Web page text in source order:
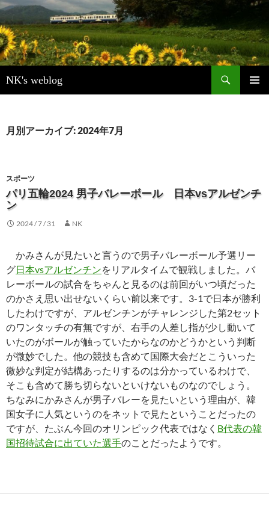
NK's weblog
索
ン
キ
ッ
プ
月別アーカイブ: 2024年7月
スポーツ
パリ五輪2024 男子バレーボール 日本vsアルゼンチ
ン
2024 / 7 / 31 NK
かみさんが見たいと言うので男子バレーボール予選リー
グ日本vsアルゼンチンをリアルタイムで観戦しました。バ
レーボールの試合をちゃんと見るのは前回がいつ頃だった
のかさえ思い出せないくらい前以来です。3-1で日本が勝利
したわけですが、アルゼンチンがチャレンジした第2セット
のワンタッチの有無ですが、右手の人差し指が少し動いて
いたのがボールが触っていたからなのかどうかという判断
が微妙でした。他の競技も含めて国際大会だとこういった
微妙な判定が結構あったりするのは分かっているわけで、
そこも含めて勝ち切らないといけないものなのでしょう。
ちなみにかみさんが男子バレーを見たいという理由が、韓
国女子に人気というのをネットで見たということだったの
ですが、たぶん今回のオリンピック代表ではなく B代表の韓
国招待試合に出ていた選手のことだったようです。